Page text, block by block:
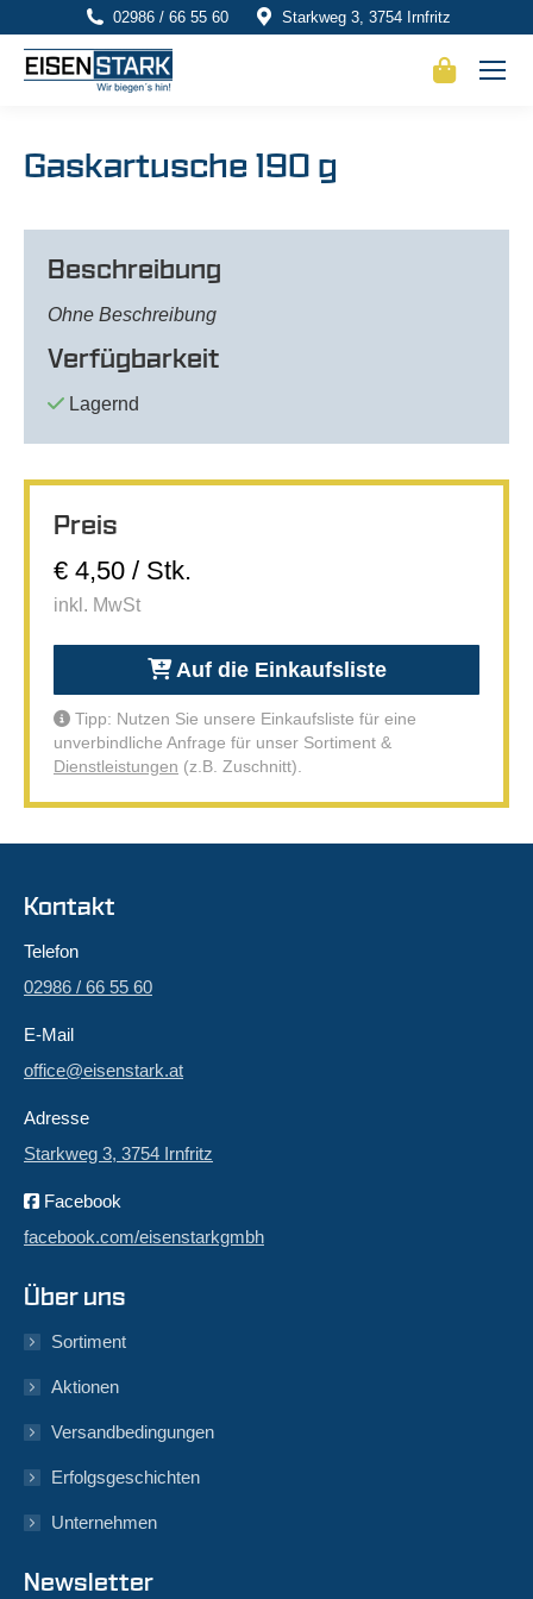
02986 / 66 55 60 Starkweg 3, 3754 Irnfritz
Gaskartusche 190 g
Beschreibung
Ohne Beschreibung
Verfügbarkeit
Lagernd
Preis
€ 4,50 / Stk.
inkl. MwSt
Auf die Einkaufsliste
Tipp: Nutzen Sie unsere Einkaufsliste für eine
unverbindliche Anfrage für unser Sortiment &
Dienstleistungen (z.B. Zuschnitt).
Kontakt
Telefon
02986 / 66 55 60
E-Mail
office@eisenstark.at
Adresse
Starkweg 3, 3754 Irnfritz
Facebook
facebook.com/eisenstarkgmbh
Über uns
Sortiment
Aktionen
Versandbedingungen
Erfolgsgeschichten
Unternehmen
Newsletter